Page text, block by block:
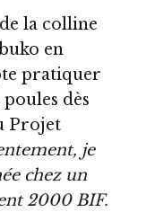
la colline
en
pratiquer
dès
Projet
je
chez un
2000 BIF.